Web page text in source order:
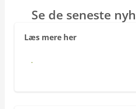
Se de seneste
Læs mere her